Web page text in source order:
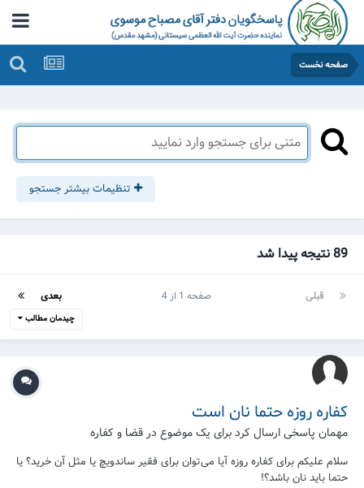
صفحه نخست
تنظیمات بیشتر جستجو
89 نتیجه پیدا شد
قبلی بعدی صفحه 1 از 4
چیدمان مطالب
کفاره روزه حتما نان است
مهمان پاسخی ارسال کرد برای یک موضوع در قضا و کفاره
سلام علیکم برای کفاره روزه آیا می‌توان برای فقیر ساندویچ یا مثل آن خرید؟ یا
حتما باید نان باشد؟!